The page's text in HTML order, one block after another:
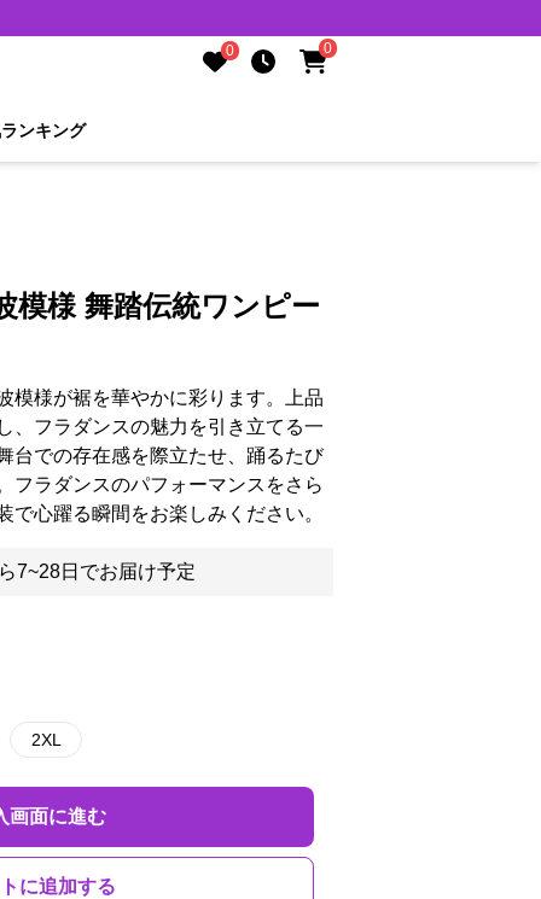
0 0
ランキング
模様 舞踏伝統ワンピー
模様が裾を華やかに彩ります。上品
、フラダンスの魅力を引き立てる一
台での存在感を際立たせ、踊るたび
フラダンスのパフォーマンスをさら
で心躍る瞬間をお楽しみください。
7~28日でお届け予定
2XL
画面に進む
に追加する